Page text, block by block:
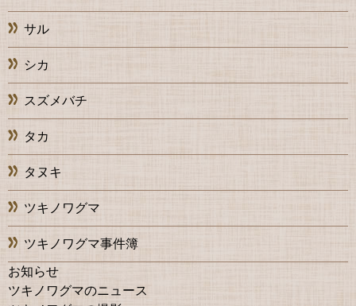
サル
シカ
スズメバチ
タカ
タヌキ
ツキノワグマ
ツキノワグマ事件簿
お知らせ
ツキノワグマのニュース